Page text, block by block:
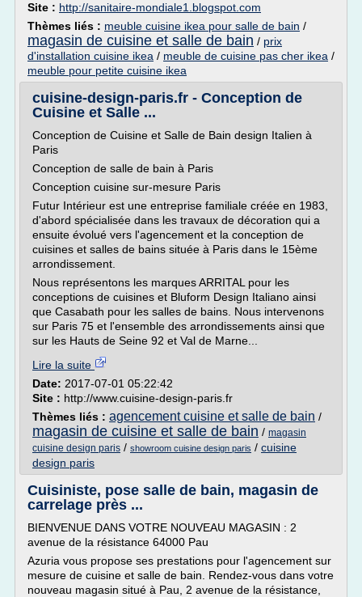
Site : http://sanitaire-mondiale1.blogspot.com
Thèmes liés : meuble cuisine ikea pour salle de bain /
magasin de cuisine et salle de bain / prix
d'installation cuisine ikea / meuble de cuisine pas cher ikea /
meuble pour petite cuisine ikea
cuisine-design-paris.fr - Conception de
Cuisine et Salle ...
Conception de Cuisine et Salle de Bain design Italien à
Paris
Conception de salle de bain à Paris
Conception cuisine sur-mesure Paris
Futur Intérieur est une entreprise familiale créée en 1983,
d'abord spécialisée dans les travaux de décoration qui a
ensuite évolué vers l'agencement et la conception de
cuisines et salles de bains située à Paris dans le 15ème
arrondissement.
Nous représentons les marques ARRITAL pour les
conceptions de cuisines et Bluform Design Italiano ainsi
que Casabath pour les salles de bains. Nous intervenons
sur Paris 75 et l'ensemble des arrondissements ainsi que
sur les Hauts de Seine 92 et Val de Marne...
Lire la suite
Date: 2017-07-01 05:22:42
Site : http://www.cuisine-design-paris.fr
Thèmes liés : agencement cuisine et salle de bain /
magasin de cuisine et salle de bain / magasin
cuisine design paris / showroom cuisine design paris / cuisine
design paris
Cuisiniste, pose salle de bain, magasin de
carrelage près ...
BIENVENUE DANS VOTRE NOUVEAU MAGASIN : 2
avenue de la résistance 64000 Pau
Azuria vous propose ses prestations pour l'agencement sur
mesure de cuisine et salle de bain. Rendez-vous dans votre
nouveau magasin situé à Pau, 2 avenue de la résistance,